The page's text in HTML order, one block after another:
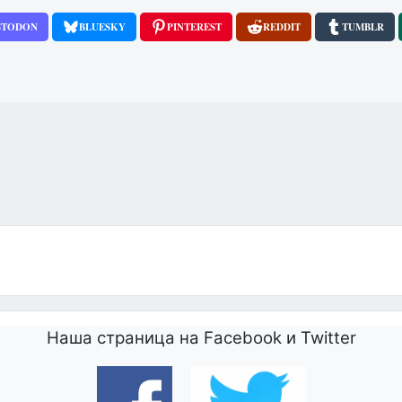
Наша страница на Facebook и Twitter
BLUESKY PINTEREST REDDIT TUMBLR